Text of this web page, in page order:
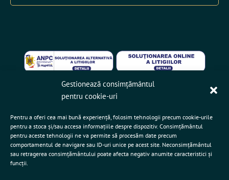
Gestionează consimțământul
pentru cookie-uri
Pentru a oferi cea mai bună experiență, folosim tehnologii precum cookie-urile
pentru a stoca și/sau accesa informațiile despre dispozitiv. Consimțământul
pentru aceste tehnologii ne va permite să procesăm date precum
comportamentul de navigare sau ID-uri unice pe acest site. Neconsimțământul
sau retragerea consimțământului poate afecta negativ anumite caracteristici și
funcții.
ISO 9001 ISO 27001
Autorizații Arhivele Naționale
Powered by DesignToro